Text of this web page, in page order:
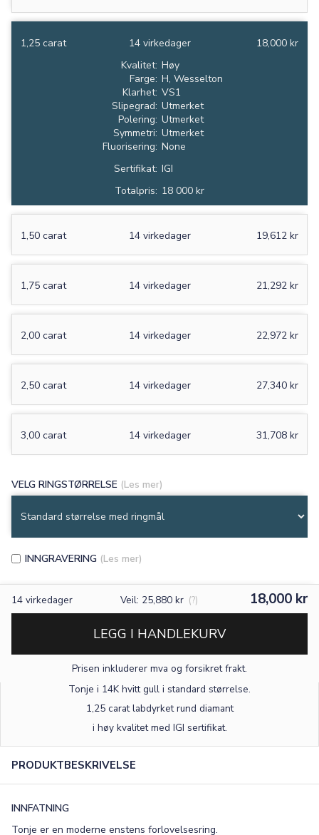
×
TEKST
FONT
1,25 carat 18,000 kr
14 virkedager
Kvalitet: Høy
Farge: H, Wesselton
Klarhet: VS1
Slipegrad: Utmerket
Polering: Utmerket
Symmetri: Utmerket
Fluorisering: None
Sertifikat: IGI
Totalpris: 18 000 kr
1,50 carat 19,612 kr
14 virkedager
1,75 carat 21,292 kr
14 virkedager
2,00 carat 22,972 kr
14 virkedager
2,50 carat 27,340 kr
14 virkedager
3,00 carat 31,708 kr
14 virkedager
VELG RINGSTØRRELSE (Les mer)
INNGRAVERING (Les mer)
14 virkedager Veil: 25,880 kr (?) 18,000 kr
LEGG I HANDLEKURV
Prisen inkluderer mva og forsikret frakt.
Tonje i 14K hvitt gull i standard størrelse.
1,25 carat labdyrket rund diamant
i høy kvalitet med IGI sertifikat.
PRODUKTBESKRIVELSE
INNFATNING
Tonje er en moderne enstens forlovelsesring.